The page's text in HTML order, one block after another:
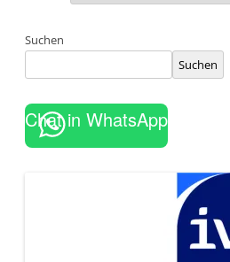
Suchen
Suchen
Chat in WhatsApp